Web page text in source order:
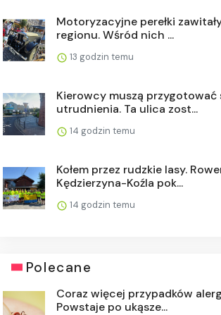
Motoryzacyjne perełki
regionu. Wśród nich ...
13 godzin temu
Kierowcy muszą przygotować
utrudnienia. Ta ulica zost...
14 godzin temu
Kołem przez rudzkie lasy.
Kędzierzyna-Koźla pok...
14 godzin temu
Polecane
Coraz więcej przypadków
Powstaje po ukąsze...